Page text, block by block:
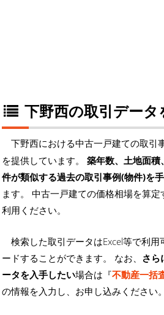
下野西の取引データ
下野西における中古一戸建ての取引
を提供しています。 築年数、土地面積
件が類似する過去の取引事例(物件)を
ます。 中古一戸建ての価格相場を算
利用ください。
検索した取引データはExcel等で利用
ードすることができます。 なお、 さら
ータを入手したい場合は『不動産一括
の情報を入力し、お申し込みください。